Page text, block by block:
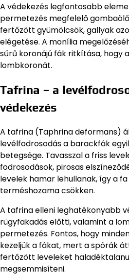
A védekezés legfontosabb
permetezés megfelelő
fertőzött gyümölcsök, gallyak
elégetése. A monília
sűrű koronájú fák ritkítása, hogy
lombkoronát.
Tafrina – a
védekezés
A tafrina (Taphrina deformans)
levélfodrosodás a barackfák
betegsége. Tavasszal a friss
fodrosodások, pirosas
levelek hamar lehullanak, így a
terméshozama csökken.
A tafrina elleni leghatékonyabb
rügyfakadás előtti, valamint a
permetezés. Fontos, hogy
kezeljük a fákat, mert a spórák
fertőzött leveleket
megsemmisíteni.